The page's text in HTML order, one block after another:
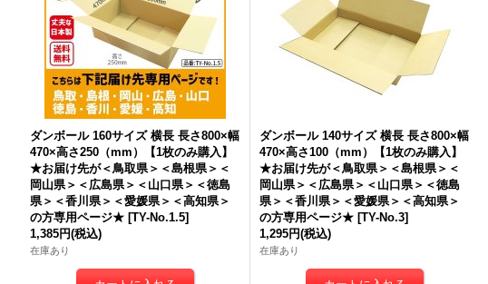
ダンボール 160サイズ 横長 長さ800×幅
470×高さ250（mm）【1枚のみ購入】
★お届け先が＜鳥取県＞＜島根県＞＜
岡山県＞＜広島県＞＜山口県＞＜徳島
県＞＜香川県＞＜愛媛県＞＜高知県＞
の方専用ページ★ [TY-No.1.5]
1,385円(税込)
在庫あり
ダンボール 140サイズ 横長 長さ800×幅
470×高さ100（mm）【1枚のみ購入】
★お届け先が＜鳥取県＞＜島根県＞＜
岡山県＞＜広島県＞＜山口県＞＜徳島
県＞＜香川県＞＜愛媛県＞＜高知県＞
の方専用ページ★ [TY-No.3]
1,295円(税込)
在庫あり